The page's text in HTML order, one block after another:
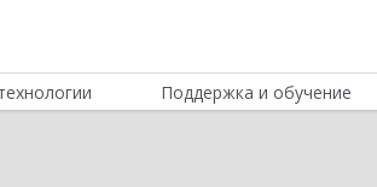
Поддержка и обучение